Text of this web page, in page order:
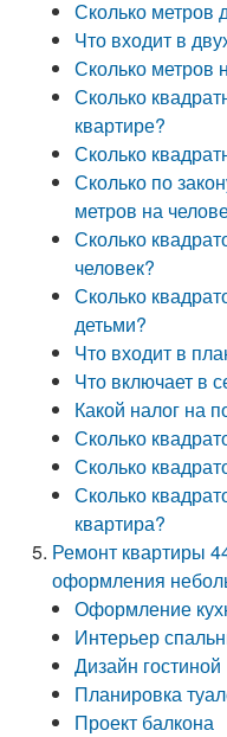
Сколько метров
Что входит в
Сколько метров
Сколько
квартире?
Сколько
Сколько по
метров на
Сколько
человек?
Сколько
детьми?
Что входит в
Что включает в
Какой налог на
Сколько
Сколько
Сколько
квартира?
Ремонт квартиры
оформления
Оформление
Интерьер
Дизайн гостиной
Планировка
Проект балкона